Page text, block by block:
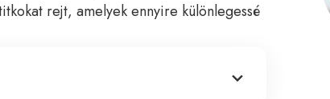
rejt, amelyek ennyire különlegessé